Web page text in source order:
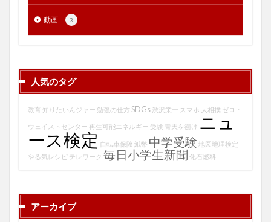
動画 3
人気のタグ
教育 知りたいんジャー 勉強の仕方 SDGs 渋沢栄一 スマホ 大相撲 ゼロ・
ウェイストセンター 再生可能エネルギー 受験 青天を衝け ニュ
ース検定 自転車保険 紙幣 中学受験 地図地理検定
やる気レシピ テレワーク 毎日小学生新聞 化石燃料
アーカイブ